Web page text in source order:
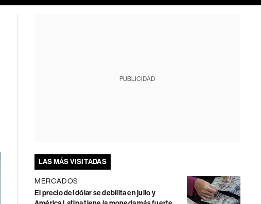
PUBLICIDAD
LAS MÁS VISITADAS
MERCADOS
El precio del dólar se debilita en julio y